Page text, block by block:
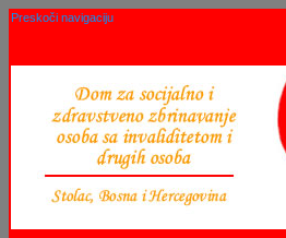
Preskoči navigaciju